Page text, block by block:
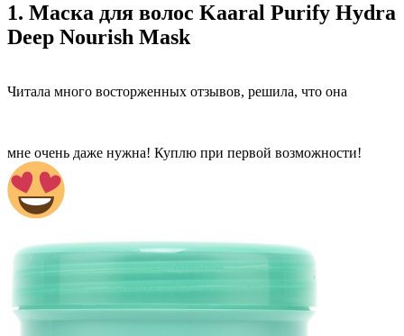
1. Маска для волос Kaaral Purify Hydra
Deep Nourish Mask
Читала много восторженных отзывов, решила, что она
мне очень даже нужна! Куплю при первой возможности!